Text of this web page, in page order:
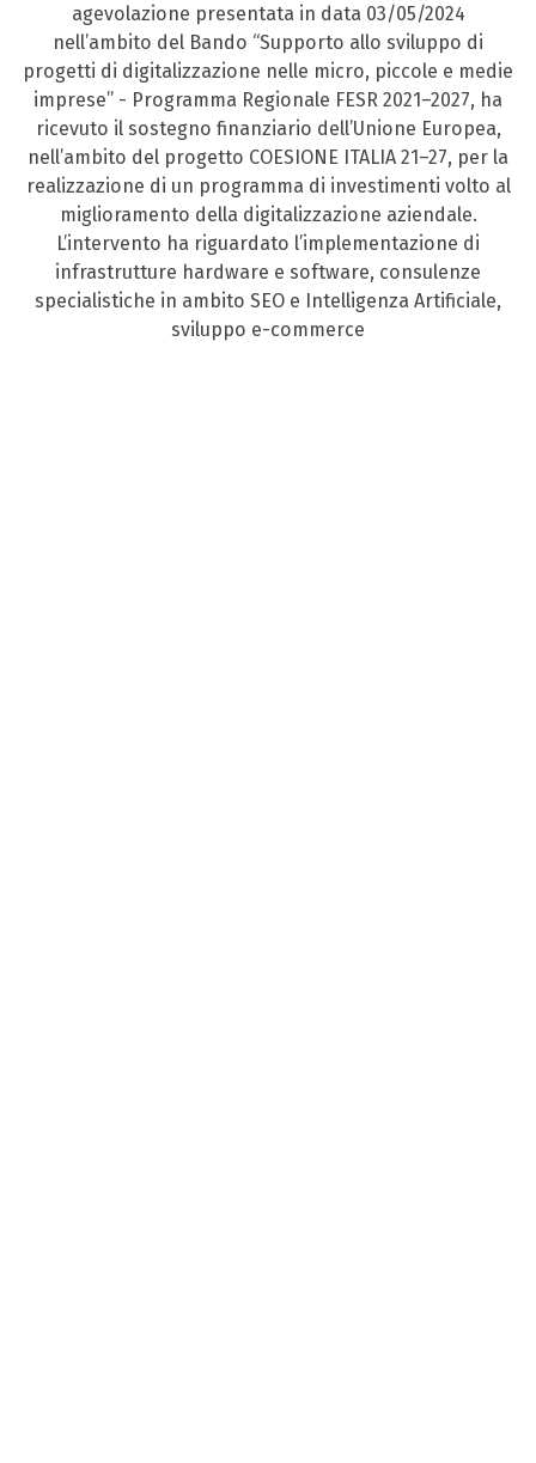
agevolazione presentata in data 03/05/2024
nell’ambito del Bando “Supporto allo sviluppo di
progetti di digitalizzazione nelle micro, piccole e medie
imprese” - Programma Regionale FESR 2021–2027, ha
ricevuto il sostegno finanziario dell’Unione Europea,
nell’ambito del progetto COESIONE ITALIA 21–27, per la
realizzazione di un programma di investimenti volto al
miglioramento della digitalizzazione aziendale.
L’intervento ha riguardato l’implementazione di
infrastrutture hardware e software, consulenze
specialistiche in ambito SEO e Intelligenza Artificiale,
sviluppo e-commerce